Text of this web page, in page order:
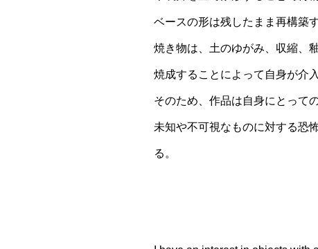
ベースの形は残したまま再構築
焼き物は、土のゆがみ、収縮、
焼成することによって自身が介
そのため、作品は自身にとって
未知や不可視なものに対する恐
る。